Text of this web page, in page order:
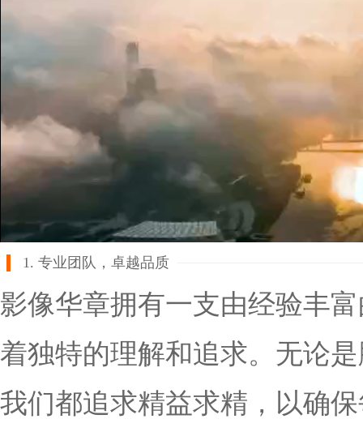
1. 专业团队，卓越品质
影像华章拥有一支由经验丰
着独特的理解和追求。无论
我们都追求精益求精，以确